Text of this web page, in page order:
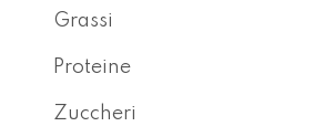
Grassi
Proteine
Zuccheri